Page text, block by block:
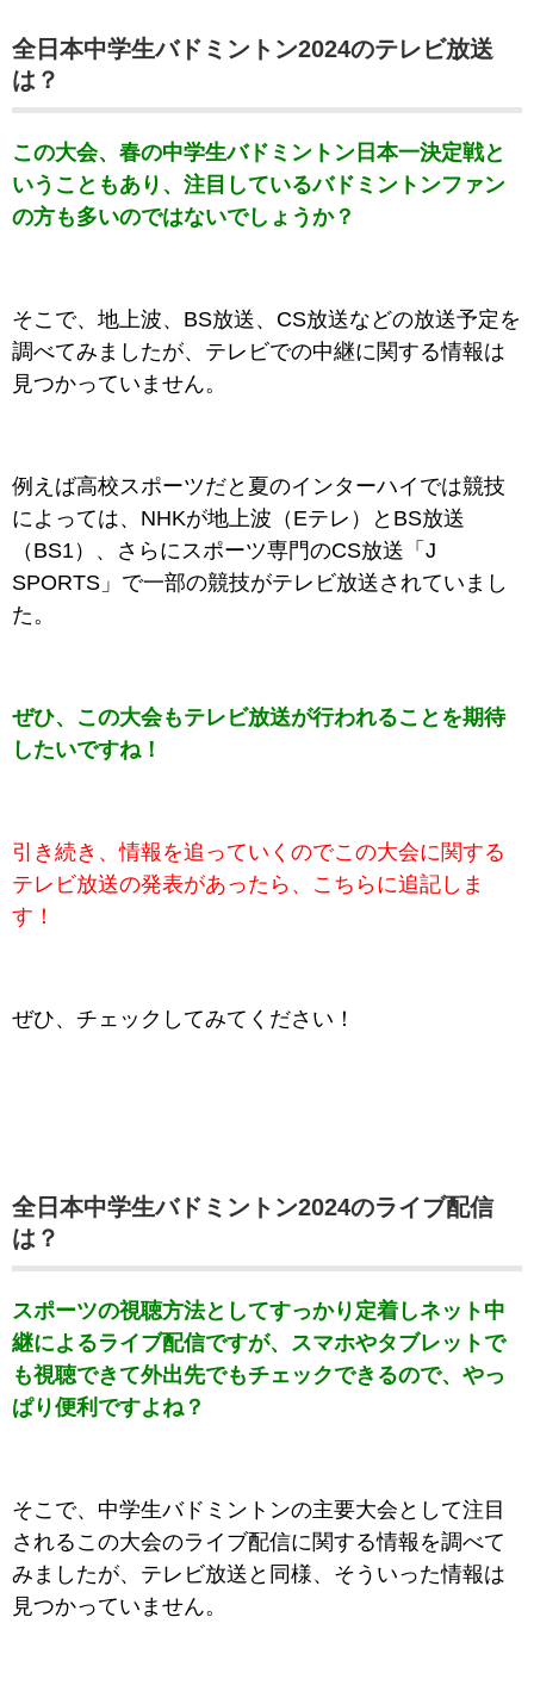
全日本中学生バドミントン2024のテレビ放送
は？
この大会、春の中学生バドミントン日本一決定戦と
いうこともあり、注目しているバドミントンファン
の方も多いのではないでしょうか？
そこで、地上波、BS放送、CS放送などの放送予定を
調べてみましたが、テレビでの中継に関する情報は
見つかっていません。
例えば高校スポーツだと夏のインターハイでは競技
によっては、 NHKが地上波（Eテレ）とBS放送
（BS1）、さらにスポーツ専門のCS放送「J
SPORTS」で一部の競技がテレビ放送されていまし
た。
ぜひ、この大会もテレビ放送が行われることを期待
したいですね！
引き続き、情報を追っていくのでこの大会に関する
テレビ放送の発表があったら、こちらに追記しま
す！
ぜひ、チェックしてみてください！
全日本中学生バドミントン2024のライブ配信
は？
スポーツの視聴方法としてすっかり定着しネット中
継によるライブ配信ですが、スマホやタブレットで
も視聴できて外出先でもチェックできるので、やっ
ぱり便利ですよね？
そこで、中学生バドミントンの主要大会として注目
されるこの大会のライブ配信に関する情報を調べて
みましたが、テレビ放送と同様、そういった情報は
見つかっていません。